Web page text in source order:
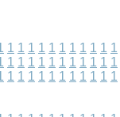
1 1 1 1 1 1 1 1 1 1 1
1 1 1 1 1 1 1 1 1 1 1
1 1 1 1 1 1 1 1 1 1 1